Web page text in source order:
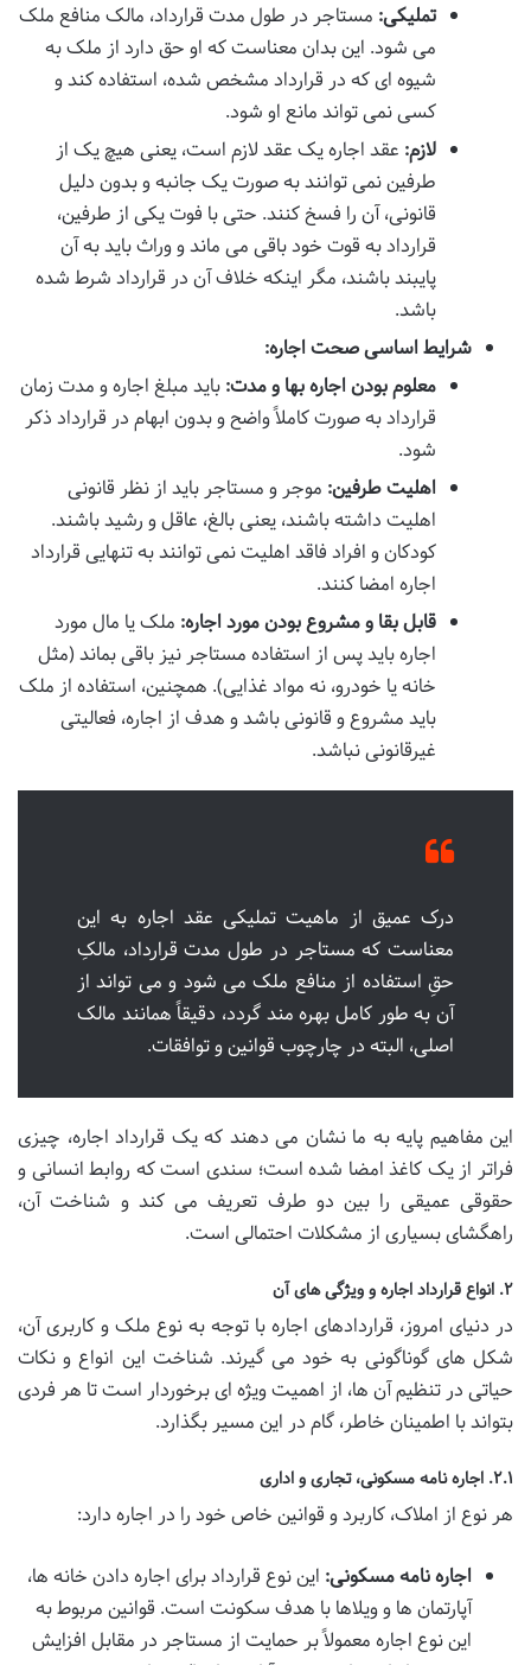
تملیکی: مستاجر در طول مدت قرارداد، مالک منافع ملک
می شود. این بدان معناست که او حق دارد از ملک به
شیوه ای که در قرارداد مشخص شده، استفاده کند و
کسی نمی تواند مانع او شود.
لازم: عقد اجاره یک عقد لازم است، یعنی هیچ یک از
طرفین نمی توانند به صورت یک جانبه و بدون دلیل
قانونی، آن را فسخ کنند. حتی با فوت یکی از طرفین،
قرارداد به قوت خود باقی می ماند و وراث باید به آن
پایبند باشند، مگر اینکه خلاف آن در قرارداد شرط شده
باشد.
شرایط اساسی صحت اجاره:
معلوم بودن اجاره بها و مدت: باید مبلغ اجاره و مدت زمان
قرارداد به صورت کاملاً واضح و بدون ابهام در قرارداد ذکر
شود.
اهلیت طرفین: موجر و مستاجر باید از نظر قانونی
اهلیت داشته باشند، یعنی بالغ، عاقل و رشید باشند.
کودکان و افراد فاقد اهلیت نمی توانند به تنهایی قرارداد
اجاره امضا کنند.
قابل بقا و مشروع بودن مورد اجاره: ملک یا مال مورد
اجاره باید پس از استفاده مستاجر نیز باقی بماند (مثل
خانه یا خودرو، نه مواد غذایی). همچنین، استفاده از ملک
باید مشروع و قانونی باشد و هدف از اجاره، فعالیتی
غیرقانونی نباشد.
درک عمیق از ماهیت تملیکی عقد اجاره به این
معناست که مستاجر در طول مدت قرارداد، مالکِ
حقِ استفاده از منافع ملک می شود و می تواند از
آن به طور کامل بهره مند گردد، دقیقاً همانند مالک
اصلی، البته در چارچوب قوانین و توافقات.
این مفاهیم پایه به ما نشان می دهند که یک قرارداد اجاره، چیزی
فراتر از یک کاغذ امضا شده است؛ سندی است که روابط انسانی و
حقوقی عمیقی را بین دو طرف تعریف می کند و شناخت آن،
راهگشای بسیاری از مشکلات احتمالی است.
۲. انواع قرارداد اجاره و ویژگی های آن
در دنیای امروز، قراردادهای اجاره با توجه به نوع ملک و کاربری آن،
شکل های گوناگونی به خود می گیرند. شناخت این انواع و نکات
حیاتی در تنظیم آن ها، از اهمیت ویژه ای برخوردار است تا هر فردی
بتواند با اطمینان خاطر، گام در این مسیر بگذارد.
۲.۱. اجاره نامه مسکونی، تجاری و اداری
هر نوع از املاک، کاربرد و قوانین خاص خود را در اجاره دارد:
اجاره نامه مسکونی: این نوع قرارداد برای اجاره دادن خانه ها،
آپارتمان ها و ویلاها با هدف سکونت است. قوانین مربوط به
این نوع اجاره معمولاً بر حمایت از مستاجر در مقابل افزایش